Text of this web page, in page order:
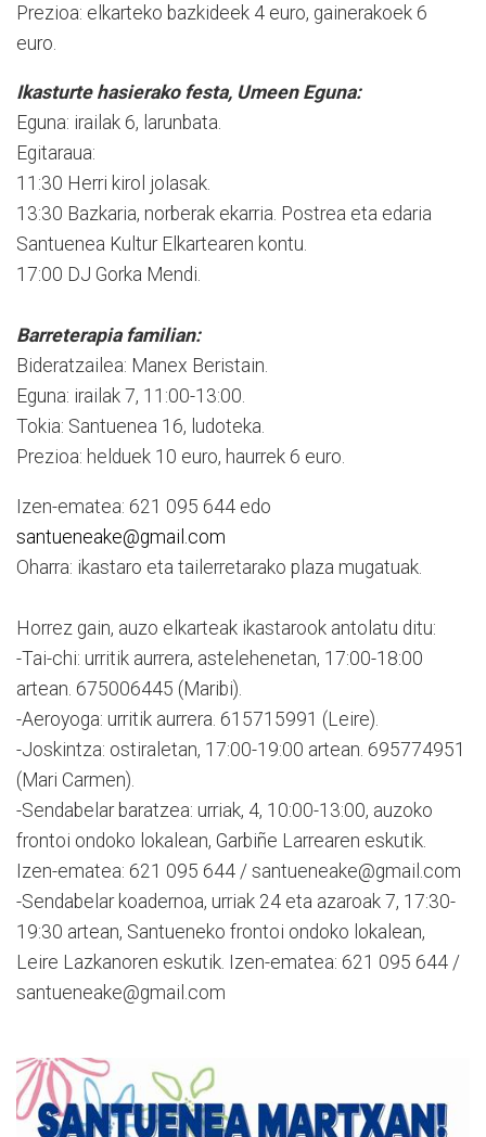
Prezioa: elkarteko bazkideek 4 euro, gainerakoek 6
euro.
Ikasturte hasierako festa, Umeen Eguna:
Eguna: irailak 6, larunbata.
Egitaraua:
11:30 Herri kirol jolasak.
13:30 Bazkaria, norberak ekarria. Postrea eta edaria
Santuenea Kultur Elkartearen kontu.
17:00 DJ Gorka Mendi.
Barreterapia familian:
Bideratzailea: Manex Beristain.
Eguna: irailak 7, 11:00-13:00.
Tokia: Santuenea 16, ludoteka.
Prezioa: helduek 10 euro, haurrek 6 euro.
Izen-ematea: 621 095 644 edo
santueneake@gmail.com
Oharra: ikastaro eta tailerretarako plaza mugatuak.
Horrez gain, auzo elkarteak ikastarook antolatu ditu:
-Tai-chi: urritik aurrera, astelehenetan, 17:00-18:00
artean. 675006445 (Maribi).
-Aeroyoga: urritik aurrera. 615715991 (Leire).
-Joskintza: ostiraletan, 17:00-19:00 artean. 695774951
(Mari Carmen).
-Sendabelar baratzea: urriak, 4, 10:00-13:00, auzoko
frontoi ondoko lokalean, Garbiñe Larrearen eskutik.
Izen-ematea: 621 095 644 / santueneake@gmail.com
-Sendabelar koadernoa, urriak 24 eta azaroak 7, 17:30-
19:30 artean, Santueneko frontoi ondoko lokalean,
Leire Lazkanoren eskutik. Izen-ematea: 621 095 644 /
santueneake@gmail.com